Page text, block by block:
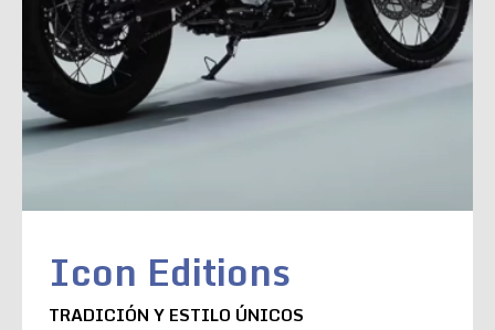
Icon Editions
TRADICIÓN Y ESTILO ÚNICOS